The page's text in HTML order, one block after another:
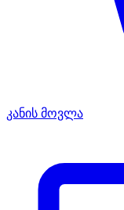
კანის მოვლა